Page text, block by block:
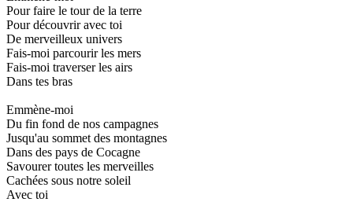
Pour faire le tour de la terre
Pour découvrir avec toi
De merveilleux univers
Fais-moi parcourir les mers
Fais-moi traverser les airs
Dans tes bras
Emmène-moi
Du fin fond de nos campagnes
Jusqu'au sommet des montagnes
Dans des pays de Cocagne
Savourer toutes les merveilles
Cachées sous notre soleil
Avec toi